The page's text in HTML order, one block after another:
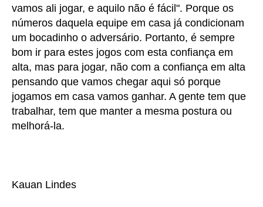
vamos ali jogar, e aquilo não é fácil". Porque os
números daquela equipe em casa já condicionam
um bocadinho o adversário. Portanto, é sempre
bom ir para estes jogos com esta confiança em
alta, mas para jogar, não com a confiança em alta
pensando que vamos chegar aqui só porque
jogamos em casa vamos ganhar. A gente tem que
trabalhar, tem que manter a mesma postura ou
melhorá-la.
Kauan Lindes